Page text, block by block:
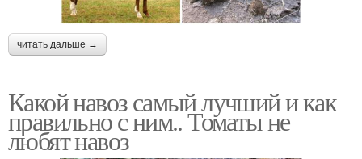
читать дальше →
Какой навоз самый лучший и как
правильно с ним.. Томаты не
любят навоз